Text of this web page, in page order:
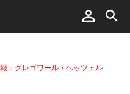
：グレゴワール・ヘッツェル